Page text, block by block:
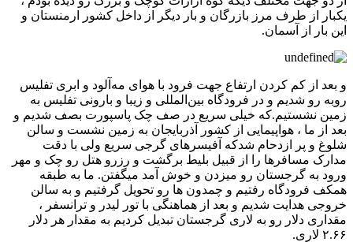
یکبار از طرف مرز بازرگان و بار دیگر از داخل کشور ارمنستان و
این بار از آسمان.
و بعد از کم کردن ارتفاع جهت فرود با هوای مه‌آلود و ابری تفلیس
روبه رو شدیم و در فرودگاه بین‌المللی و زیبا و بارونی تفلیس به
زمین نشستیم.که خیلی سریع در صف چک پاسپورت بصف شدیم و
بعد از ما ، هواپیمایی از کشور آذربایجان به زمین نشست و سالن
شلوغ و پر ازدحام شدکه آفیسرهای گرجی سریع ولی با دقت
مدارک مسافرها را از قبیل بلیط برگشت و رزرو هتل رو چک و مهر
ورود به گرجستان رو میزدن و خوش آمد میگفتن. ما به طبقه
همکف فرودگاه رفتیم و چمدون ها رو تحویل گرفتیم و به سالن
خروجی هدایت شدیم و بعد از هماهنگی با تور لیدر و ترانسفر ،
مقداری دلار رو به لاری گرجستان تبدیل کردیم به مقدار هر دلار
۲.۶۶ لاری.